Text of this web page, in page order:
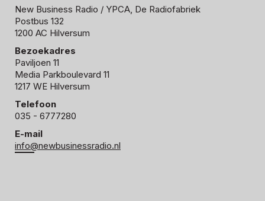
New Business Radio / YPCA, De Radiofabriek
Postbus 132
1200 AC Hilversum
Bezoekadres
Paviljoen 11
Media Parkboulevard 11
1217 WE Hilversum
Telefoon
035 - 6777280
E-mail
info@newbusinessradio.nl